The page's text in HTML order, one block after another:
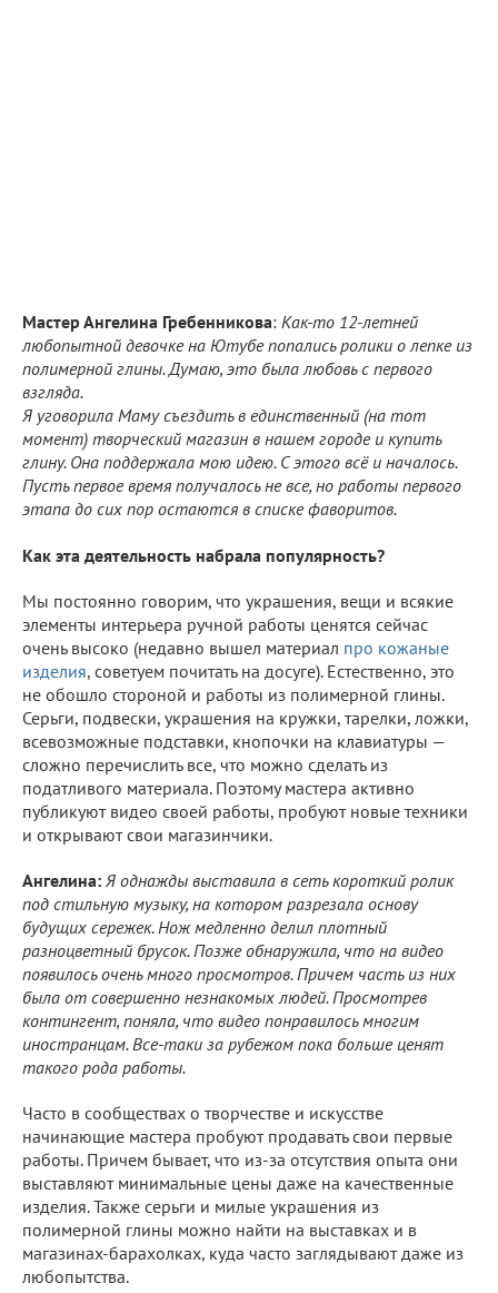
Мастер Ангелина Гребенникова: Как-то 12-летней
любопытной девочке на Ютубе попались ролики о лепке из
полимерной глины. Думаю, это была любовь с первого
взгляда.
Я уговорила Маму съездить в единственный (на тот
момент) творческий магазин в нашем городе и купить
глину. Она поддержала мою идею. С этого всё и началось.
Пусть первое время получалось не все, но работы первого
этапа до сих пор остаются в списке фаворитов.
Как эта деятельность набрала популярность?
Мы постоянно говорим, что украшения, вещи и всякие
элементы интерьера ручной работы ценятся сейчас
очень высоко (недавно вышел материал про кожаные
изделия, советуем почитать на досуге). Естественно, это
не обошло стороной и работы из полимерной глины.
Серьги, подвески, украшения на кружки, тарелки, ложки,
всевозможные подставки, кнопочки на клавиатуры —
сложно перечислить все, что можно сделать из
податливого материала. Поэтому мастера активно
публикуют видео своей работы, пробуют новые техники
и открывают свои магазинчики.
Ангелина: Я однажды выставила в сеть короткий ролик
под стильную музыку, на котором разрезала основу
будущих сережек. Нож медленно делил плотный
разноцветный брусок. Позже обнаружила, что на видео
появилось очень много просмотров. Причем часть из них
была от совершенно незнакомых людей. Просмотрев
контингент, поняла, что видео понравилось многим
иностранцам. Все-таки за рубежом пока больше ценят
такого рода работы.
Часто в сообществах о творчестве и искусстве
начинающие мастера пробуют продавать свои первые
работы. Причем бывает, что из-за отсутствия опыта они
выставляют минимальные цены даже на качественные
изделия. Также серьги и милые украшения из
полимерной глины можно найти на выставках и в
магазинах-барахолках, куда часто заглядывают даже из
любопытства.